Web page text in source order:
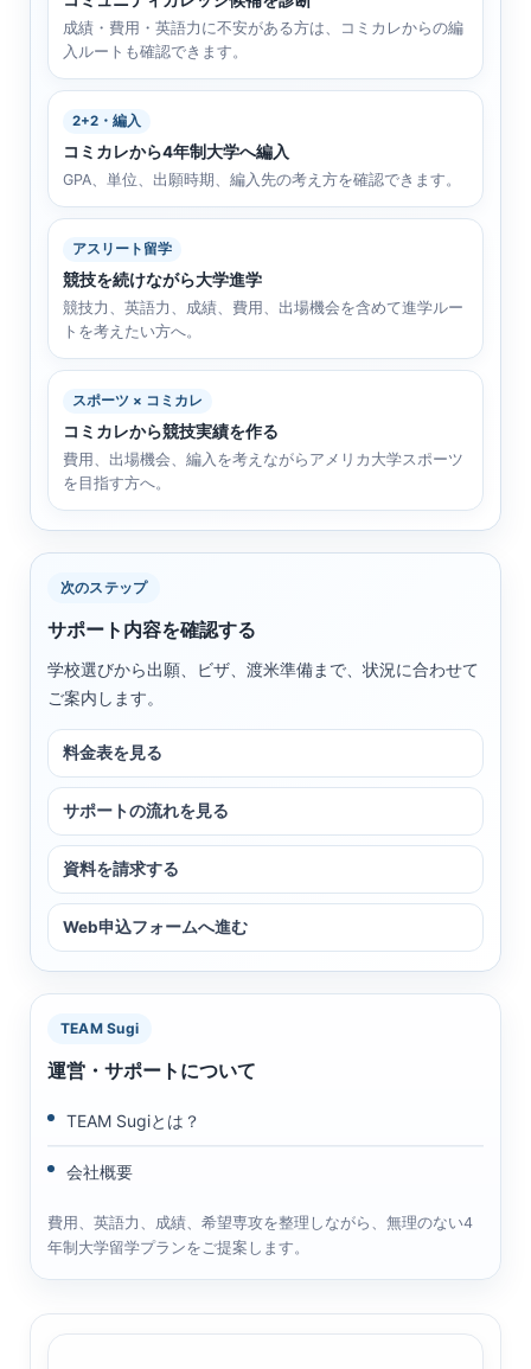
成績・費用・英語力に不安がある方は、コミカレからの編
入ルートも確認できます。
2+2・編入
コミカレから4年制大学へ編入
GPA、単位、出願時期、編入先の考え方を確認できます。
アスリート留学
競技を続けながら大学進学
競技力、英語力、成績、費用、出場機会を含めて進学ルー
トを考えたい方へ。
スポーツ × コミカレ
コミカレから競技実績を作る
費用、出場機会、編入を考えながらアメリカ大学スポーツ
を目指す方へ。
次のステップ
サポート内容を確認する
学校選びから出願、ビザ、渡米準備まで、状況に合わせて
ご案内します。
料金表を見る
サポートの流れを見る
資料を請求する
Web申込フォームへ進む
TEAM Sugi
運営・サポートについて
TEAM Sugiとは？
会社概要
費用、英語力、成績、希望専攻を整理しながら、無理のない4
年制大学留学プランをご提案します。